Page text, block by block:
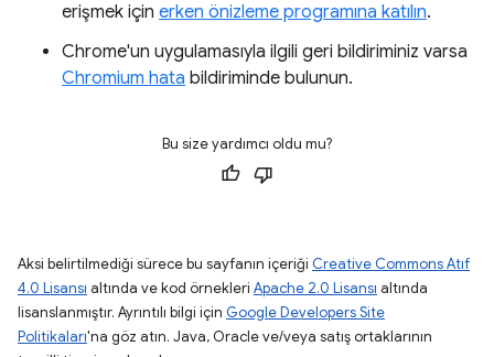
erişmek için erken önizleme programına katılın.
Chrome'un uygulamasıyla ilgili geri bildiriminiz varsa
Chromium hata bildiriminde bulunun.
Bu size yardımcı oldu mu?
Aksi belirtilmediği sürece bu sayfanın içeriği Creative Commons Atıf
4.0 Lisansı altında ve kod örnekleri Apache 2.0 Lisansı altında
lisanslanmıştır. Ayrıntılı bilgi için Google Developers Site
Politikaları'na göz atın. Java, Oracle ve/veya satış ortaklarının